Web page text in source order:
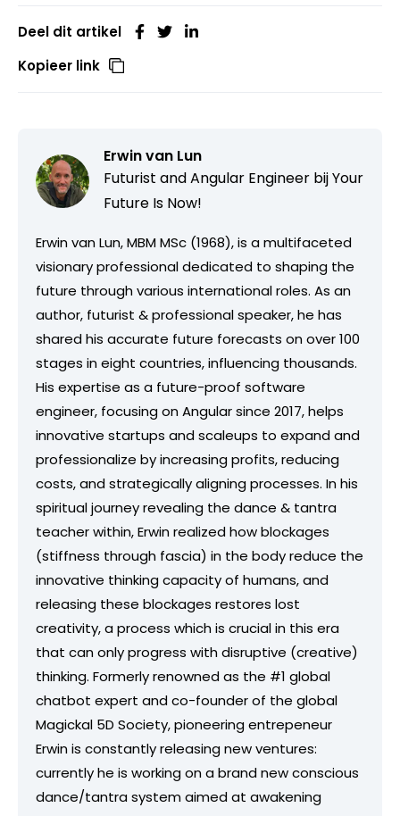
Deel dit artikel
Kopieer link
Erwin van Lun
Futurist and Angular Engineer bijYour
Future Is Now!
Erwin van Lun, MBM MSc (1968), is a multifaceted
visionary professional dedicated to shaping the
future through various international roles. As an
author, futurist & professional speaker, he has
shared his accurate future forecasts on over 100
stages in eight countries, influencing thousands.
His expertise as a future-proof software
engineer, focusing on Angular since 2017, helps
innovative startups and scaleups to expand and
professionalize by increasing profits, reducing
costs, and strategically aligning processes. In his
spiritual journey revealing the dance & tantra
teacher within, Erwin realized how blockages
(stiffness through fascia) in the body reduce the
innovative thinking capacity of humans, and
releasing these blockages restores lost
creativity, a process which is crucial in this era
that can only progress with disruptive (creative)
thinking. Formerly renowned as the #1 global
chatbot expert and co-founder of the global
Magickal 5D Society, pioneering entrepeneur
Erwin is constantly releasing new ventures:
currently he is working on a brand new conscious
dance/tantra system aimed at awakening